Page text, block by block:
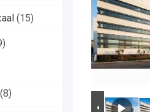
(15)
(8)